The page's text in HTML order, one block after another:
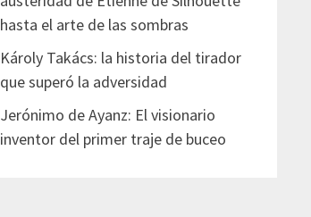
hasta el arte de las sombras
Károly Takács: la historia del tirador
que superó la adversidad
Jerónimo de Ayanz: El visionario
inventor del primer traje de buceo